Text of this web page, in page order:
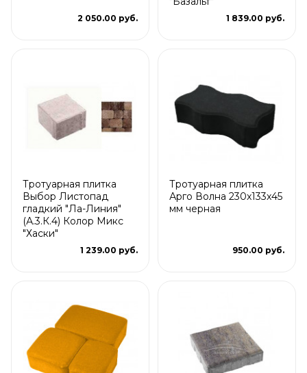
2 050.00 руб. 1 839.00 руб.
Тротуарная плитка
Выбор Листопад
гладкий "Ла-Линия"
(А.3.К.4) Колор Микс
"Хаски"
1 239.00 руб.
Тротуарная плитка
Арго Волна 230x133x45
мм черная
950.00 руб.